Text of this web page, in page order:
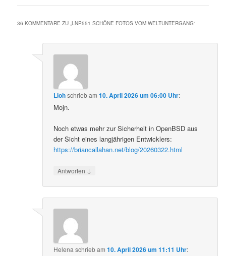
36 KOMMENTARE ZU „LNP551 SCHÖNE FOTOS VOM WELTUNTERGANG“
Liohschriebam10. April 2026 um 06:00 Uhr:
Mojn.
Noch etwas mehr zur Sicherheit in OpenBSD aus
der Sicht eines langjährigen Entwicklers:
https://briancallahan.net/blog/20260322.html
Antworten ↓
Helena schriebam10. April 2026 um 11:11 Uhr: